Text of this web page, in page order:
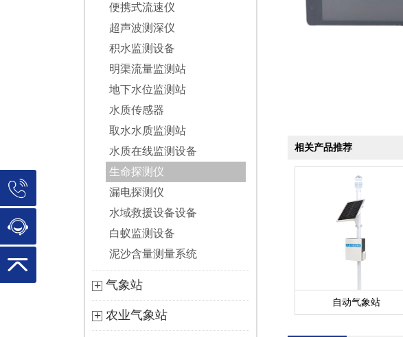
便携式流速仪
超声波测深仪
积水监测设备
明渠流量监测站
地下水位监测站
水质传感器
取水水质监测站
水质在线监测设备
生命探测仪
漏电探测仪
水域救援设备设备
白蚁监测设备
泥沙含量测量系统
气象站
农业气象站
相关产品推荐
自动气象站